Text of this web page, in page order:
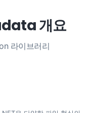
개요
라이브러리